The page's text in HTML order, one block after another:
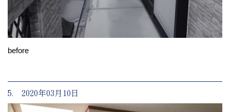
before
5. 2020年03月10日